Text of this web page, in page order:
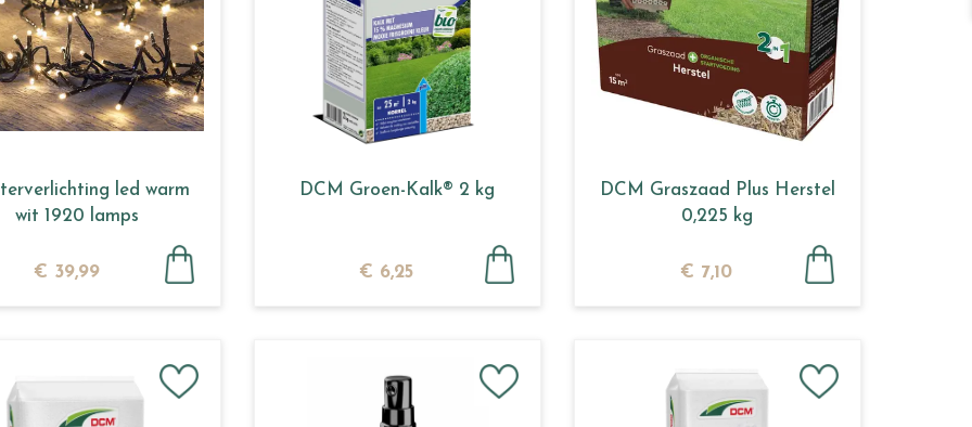
led warm
wit 1920 lamps
€ 39,99
DCM Groen-Kalk® 2 kg
€ 6,25
DCM Graszaad Plus Herstel
0,225 kg
€ 7,10